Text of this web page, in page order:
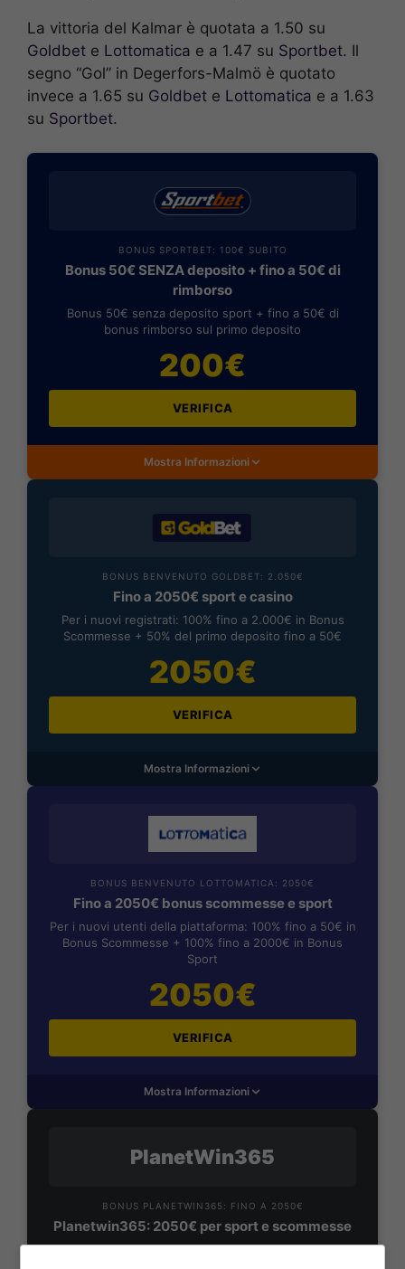
La vittoria del Kalmar è quotata a 1.50 su
Goldbet e Lottomatica e a 1.47 su Sportbet. Il
segno “Gol” in Degerfors-Malmö è quotato
invece a 1.65 su Goldbet e Lottomatica e a 1.63
su Sportbet.
BONUS SPORTBET: 100€ SUBITO
Bonus 50€ SENZA deposito + fino a 50€ di
rimborso
Bonus 50€ senza deposito sport + fino a 50€ di
bonus rimborso sul primo deposito
200€
VERIFICA
Mostra Informazioni
BONUS BENVENUTO GOLDBET: 2.050€
Fino a 2050€ sport e casino
Per i nuovi registrati: 100% fino a 2.000€ in Bonus
Scommesse + 50% del primo deposito fino a 50€
2050€
VERIFICA
Mostra Informazioni
BONUS BENVENUTO LOTTOMATICA: 2050€
Fino a 2050€ bonus scommesse e sport
Per i nuovi utenti della piattaforma: 100% fino a 50€ in
Bonus Scommesse + 100% fino a 2000€ in Bonus
Sport
2050€
VERIFICA
Mostra Informazioni
PlanetWin365
BONUS PLANETWIN365: FINO A 2050€
Planetwin365: 2050€ per sport e scommesse
Iscrivendoti a PlanetWin365 ricevi: 100% fino a 2000€